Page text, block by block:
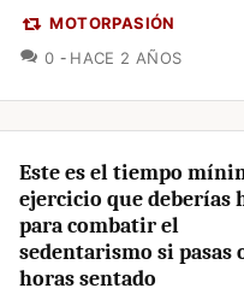
MOTORPASIÓN
0 COMENTARIOS
HACE 2 AÑOS
Este es el tiempo
ejercicio que deberías
para combatir el
sedentarismo si pasas
horas sentado